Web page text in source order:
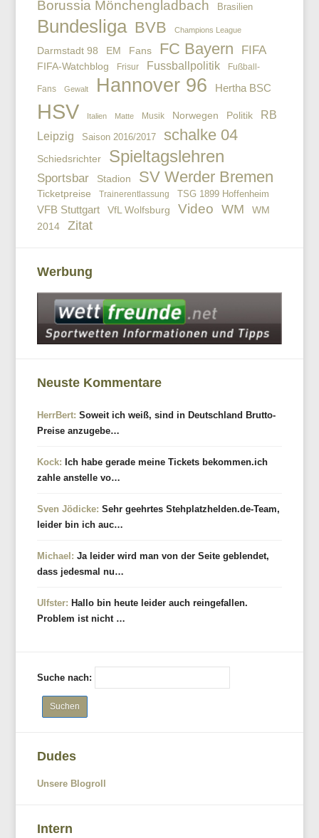
Borussia Mönchengladbach Brasilien
Bundesliga BVB Champions League
Darmstadt 98 EM Fans FC Bayern FIFA
FIFA-Watchblog Frisur Fussballpolitik Fußball-
Fans Gewalt Hannover 96 Hertha BSC
HSV Italien Matte Musik Norwegen Politik
RB
Leipzig
Saison 2016/2017 schalke 04
Schiedsrichter Spieltagslehren
Sportsbar Stadion SV Werder Bremen
Ticketpreise Trainerentlassung TSG 1899 Hoffenheim
VFB Stuttgart VfL Wolfsburg Video WM
WM
2014
Zitat
Werbung
Neuste Kommentare
HerrBert: Soweit ich weiß, sind in Deutschland Brutto-
Preise anzugebe…
Kock: Ich habe gerade meine Tickets bekommen.ich
zahle anstelle vo…
Sven Jödicke: Sehr geehrtes Stehplatzhelden.de-Team,
leider bin ich auc…
Michael: Ja leider wird man von der Seite geblendet,
dass jedesmal nu…
Ulfster: Hallo bin heute leider auch reingefallen.
Problem ist nicht …
Suche nach:
Dudes
Unsere Blogroll
Intern